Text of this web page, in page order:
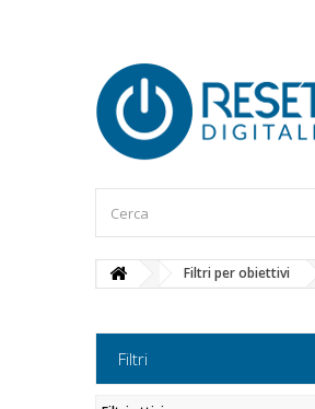
Filtri per obiettivi
Filtri